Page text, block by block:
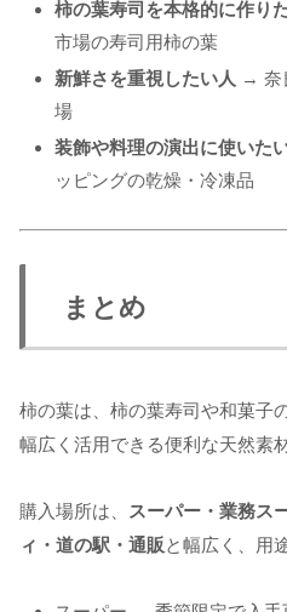
柿の葉寿司を本格的に作り
市場の寿司用柿の葉
新鮮さを重視したい人 → 奈
場
装飾や料理の演出に使いた
ッピングの乾燥・冷凍品
まとめ
柿の葉は、柿の葉寿司や和菓子
幅広く活用できる便利な天然素
購入場所は、
スーパー・業務ス
ィ・道の駅・通販と幅広く、用